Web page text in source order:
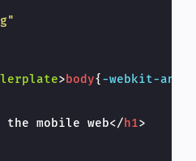
>body{-webkit-
the mobile web</ h1>